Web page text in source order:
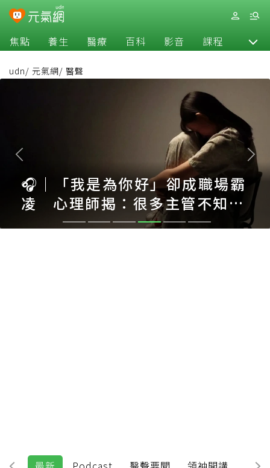
焦點 養生 醫療 百科 影音 課程 退休
udn/ 元氣網/ 醫聲
🎧｜「我是為你好」卻成職場霸
凌 心理師揭：很多主管不知道
自己正在霸凌